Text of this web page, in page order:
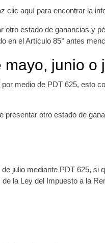
clic aquí para encontrar la
estado de ganancias y
en el Artículo 85° antes
junio o
medio de PDT 625, esto
otro estado de
julio mediante PDT 625, si
la Ley del Impuesto a la